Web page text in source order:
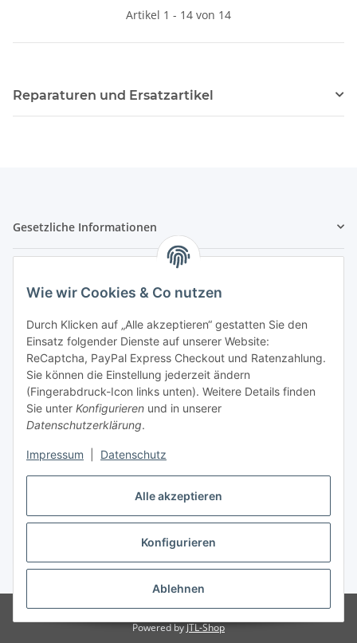
Alle akzeptieren
Konfigurieren
Ablehnen
Wie wir Cookies & Co nutzen
Durch Klicken auf „Alle akzeptieren“ gestatten Sie den
Einsatz folgender Dienste auf unserer Website:
ReCaptcha, PayPal Express Checkout und Ratenzahlung.
Sie können die Einstellung jederzeit ändern
(Fingerabdruck-Icon links unten). Weitere Details finden
Sie unter Konfigurieren und in unserer
Datenschutzerklärung.
Impressum Datenschutz
Artikel 1 - 14 von 14
Reparaturen und Ersatzartikel
Gesetzliche Informationen
Zahlung & Versand
Vertrag widerrufen
* Alle Preise inkl. gesetzlicher USt., inkl.Versand
© DCG-Electronics
Powered byJTL-Shop